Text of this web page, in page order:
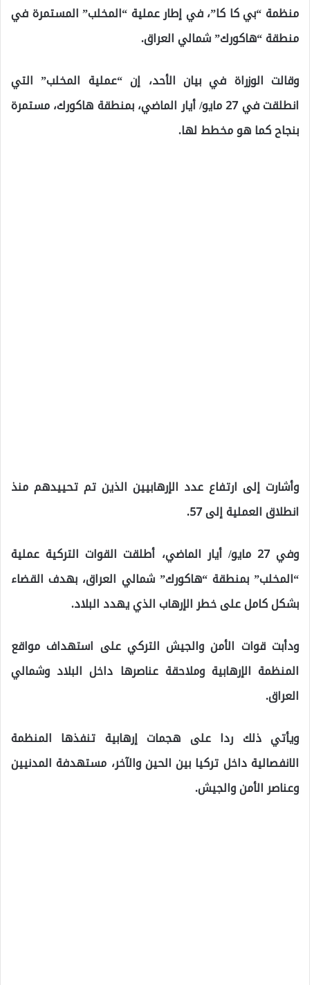
منظمة “بي كا كا”، في إطار عملية “المخلب” المستمرة في
منطقة “هاكورك” شمالي العراق.
وقالت الوزراة في بيان الأحد، إن “عملية المخلب” التي
انطلقت في 27 مايو/ أيار الماضي، بمنطقة هاكورك، مستمرة
بنجاح كما هو مخطط لها.
وأشارت إلى ارتفاع عدد الإرهابيين الذين تم تحييدهم منذ
انطلاق العملية إلى 57.
وفي 27 مايو/ أيار الماضي، أطلقت القوات التركية عملية
“المخلب” بمنطقة “هاكورك” شمالي العراق، بهدف القضاء
بشكل كامل على خطر الإرهاب الذي يهدد البلاد.
ودأبت قوات الأمن والجيش التركي على استهداف مواقع
المنظمة الإرهابية وملاحقة عناصرها داخل البلاد وشمالي
العراق.
ويأتي ذلك ردا على هجمات إرهابية تنفذها المنظمة
الانفصالية داخل تركيا بين الحين والآخر، مستهدفة المدنيين
وعناصر الأمن والجيش.